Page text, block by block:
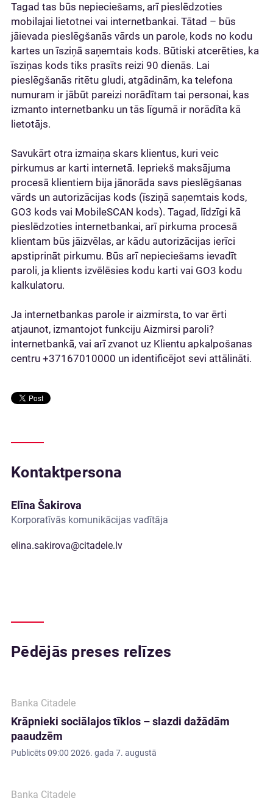
Tagad tas būs nepieciešams, arī pieslēdzoties
mobilajai lietotnei vai internetbankai. Tātad – būs
jāievada pieslēgšanās vārds un parole, kods no kodu
kartes un īsziņā saņemtais kods. Būtiski atcerēties, ka
īsziņas kods tiks prasīts reizi 90 dienās. Lai
pieslēgšanās ritētu gludi, atgādinām, ka telefona
numuram ir jābūt pareizi norādītam tai personai, kas
izmanto internetbanku un tās līgumā ir norādīta kā
lietotājs.
Savukārt otra izmaiņa skars klientus, kuri veic
pirkumus ar karti internetā. Iepriekš maksājuma
procesā klientiem bija jānorāda savs pieslēgšanas
vārds un autorizācijas kods (īsziņā saņemtais kods,
GO3 kods vai MobileSCAN kods). Tagad, līdzīgi kā
pieslēdzoties internetbankai, arī pirkuma procesā
klientam būs jāizvēlas, ar kādu autorizācijas ierīci
apstiprināt pirkumu. Būs arī nepieciešams ievadīt
paroli, ja klients izvēlēsies kodu karti vai GO3 kodu
kalkulatoru.
Ja internetbankas parole ir aizmirsta, to var ērti
atjaunot, izmantojot funkciju Aizmirsi paroli?
internetbankā, vai arī zvanot uz Klientu apkalpošanas
centru +37167010000 un identificējot sevi attālināti.
Kontaktpersona
Elīna Šakirova
Korporatīvās komunikācijas vadītāja
elina.sakirova@citadele.lv
Pēdējās preses relīzes
Banka Citadele
Krāpnieki sociālajos tīklos – slazdi dažādām
paaudzēm
Publicēts09:00 2026. gada 7. augustā
Banka Citadele